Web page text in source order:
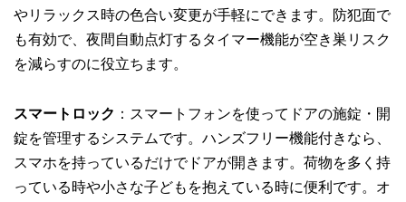
やリラックス時の色合い変更が手軽にできます。防犯面で
も有効で、夜間自動点灯するタイマー機能が空き巣リスク
を減らすのに役立ちます。
スマートロック ：スマートフォンを使ってドアの施錠・開
錠を管理するシステムです。ハンズフリー機能付きなら、
スマホを持っているだけでドアが開きます。荷物を多く持
っている時や小さな子どもを抱えている時に便利です。オ